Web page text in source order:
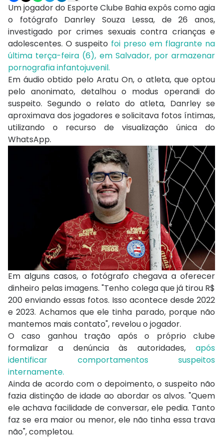
Um jogador do Esporte Clube Bahia expôs como agia
o fotógrafo Danrley Souza Lessa, de 26 anos,
investigado por crimes sexuais contra crianças e
adolescentes. O suspeito foi preso em flagrante na
última terça-feira (6), em Salvador, por armazenar
pornografia infantojuvenil.
Em áudio obtido pelo Aratu On, o atleta, que optou
pelo anonimato, detalhou o modus operandi do
suspeito. Segundo o relato do atleta, Danrley se
aproximava dos jogadores e solicitava fotos íntimas,
utilizando o recurso de visualização única do
WhatsApp.
Em alguns casos, o fotógrafo chegava a oferecer
dinheiro pelas imagens. "Tenho colega que já tirou R$
200 enviando essas fotos. Isso acontece desde 2022
e 2023. Achamos que ele tinha parado, porque não
mantemos mais contato", revelou o jogador.
O caso ganhou tração após o próprio clube
formalizar a denúncia às autoridades, após
identificar comportamentos suspeitos
internamente.
Ainda de acordo com o depoimento, o suspeito não
fazia distinção de idade ao abordar os alvos. "Quem
ele achava facilidade de conversar, ele pedia. Tanto
faz se era maior ou menor, ele não tinha essa trava
não", completou.